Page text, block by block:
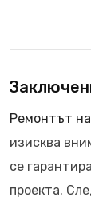
Ремонтът
изисква
се
проекта.